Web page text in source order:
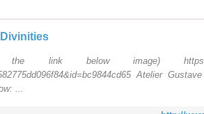
link below image) https://
Atelier
...